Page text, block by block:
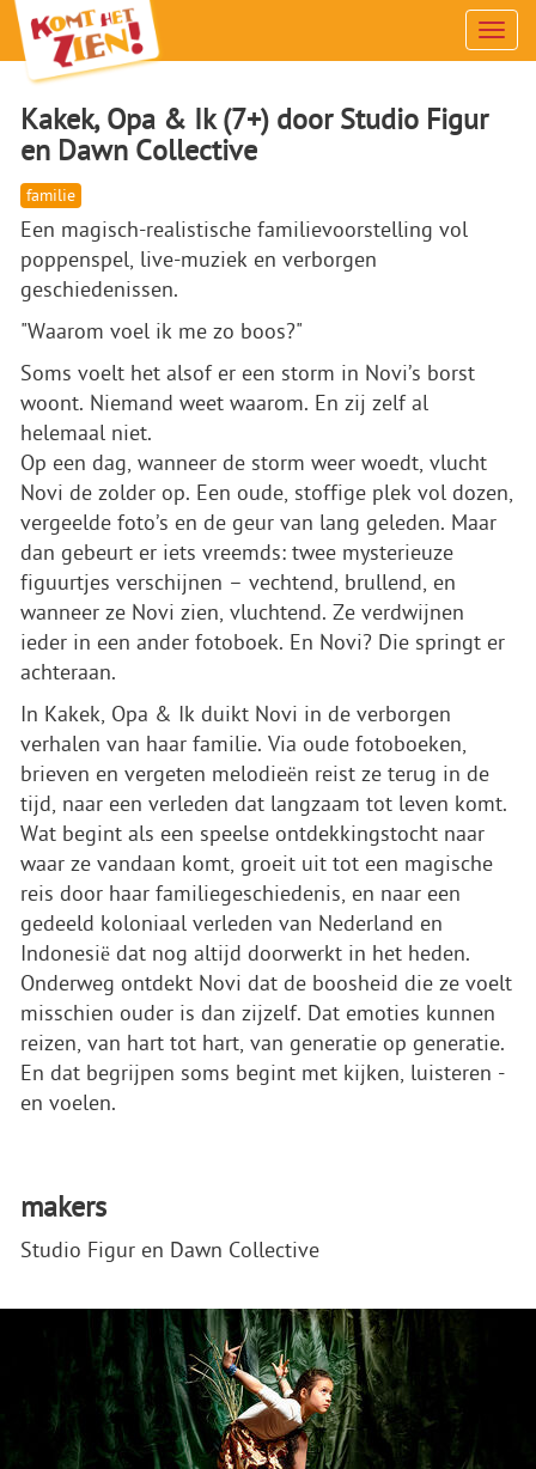
Menu
Kakek, Opa & Ik (7+) door Studio Figur
en Dawn Collective
familie
Een magisch-realistische familievoorstelling vol
poppenspel, live-muziek en verborgen
geschiedenissen.
"Waarom voel ik me zo boos?"
Soms voelt het alsof er een storm in Novi’s borst
woont. Niemand weet waarom. En zij zelf al
helemaal niet.
Op een dag, wanneer de storm weer woedt, vlucht
Novi de zolder op. Een oude, stoffige plek vol dozen,
vergeelde foto’s en de geur van lang geleden. Maar
dan gebeurt er iets vreemds: twee mysterieuze
figuurtjes verschijnen – vechtend, brullend, en
wanneer ze Novi zien, vluchtend. Ze verdwijnen
ieder in een ander fotoboek. En Novi? Die springt er
achteraan.
In Kakek, Opa & Ik duikt Novi in de verborgen
verhalen van haar familie. Via oude fotoboeken,
brieven en vergeten melodieën reist ze terug in de
tijd, naar een verleden dat langzaam tot leven komt.
Wat begint als een speelse ontdekkingstocht naar
waar ze vandaan komt, groeit uit tot een magische
reis door haar familiegeschiedenis, en naar een
gedeeld koloniaal verleden van Nederland en
Indonesië dat nog altijd doorwerkt in het heden.
Onderweg ontdekt Novi dat de boosheid die ze voelt
misschien ouder is dan zijzelf. Dat emoties kunnen
reizen, van hart tot hart, van generatie op generatie.
En dat begrijpen soms begint met kijken, luisteren -
en voelen.
makers
Studio Figur en Dawn Collective